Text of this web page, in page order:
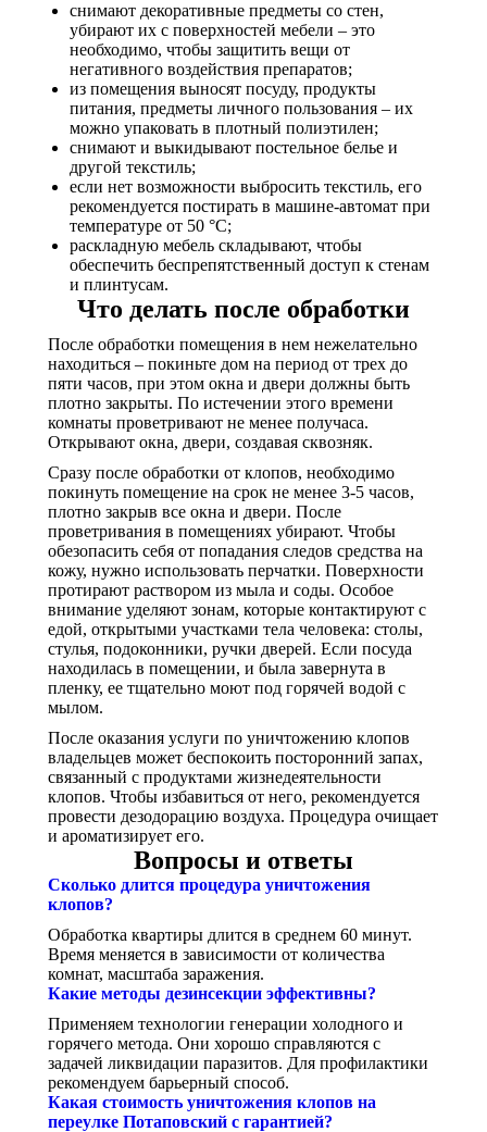
снимают декоративные предметы со стен,
убирают их с поверхностей мебели – это
необходимо, чтобы защитить вещи от
негативного воздействия препаратов;
из помещения выносят посуду, продукты
питания, предметы личного пользования – их
можно упаковать в плотный полиэтилен;
снимают и выкидывают постельное белье и
другой текстиль;
если нет возможности выбросить текстиль, его
рекомендуется постирать в машине-автомат при
температуре от 50 °C;
раскладную мебель складывают, чтобы
обеспечить беспрепятственный доступ к стенам
и плинтусам.
Что делать после обработки
После обработки помещения в нем нежелательно
находиться – покиньте дом на период от трех до
пяти часов, при этом окна и двери должны быть
плотно закрыты. По истечении этого времени
комнаты проветривают не менее получаса.
Открывают окна, двери, создавая сквозняк.
Сразу после обработки от клопов, необходимо
покинуть помещение на срок не менее 3-5 часов,
плотно закрыв все окна и двери. После
проветривания в помещениях убирают. Чтобы
обезопасить себя от попадания следов средства на
кожу, нужно использовать перчатки. Поверхности
протирают раствором из мыла и соды. Особое
внимание уделяют зонам, которые контактируют с
едой, открытыми участками тела человека: столы,
стулья, подоконники, ручки дверей. Если посуда
находилась в помещении, и была завернута в
пленку, ее тщательно моют под горячей водой с
мылом.
После оказания услуги по уничтожению клопов
владельцев может беспокоить посторонний запах,
связанный с продуктами жизнедеятельности
клопов. Чтобы избавиться от него, рекомендуется
провести дезодорацию воздуха. Процедура очищает
и ароматизирует его.
Вопросы и ответы
Сколько длится процедура уничтожения
клопов?
Обработка квартиры длится в среднем 60 минут.
Время меняется в зависимости от количества
комнат, масштаба заражения.
Какие методы дезинсекции эффективны?
Применяем технологии генерации холодного и
горячего метода. Они хорошо справляются с
задачей ликвидации паразитов. Для профилактики
рекомендуем барьерный способ.
Какая стоимость уничтожения клопов на
переулке Потаповский с гарантией?